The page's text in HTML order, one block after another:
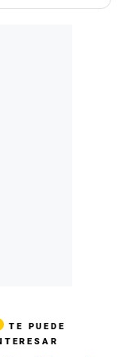
TE PUEDE